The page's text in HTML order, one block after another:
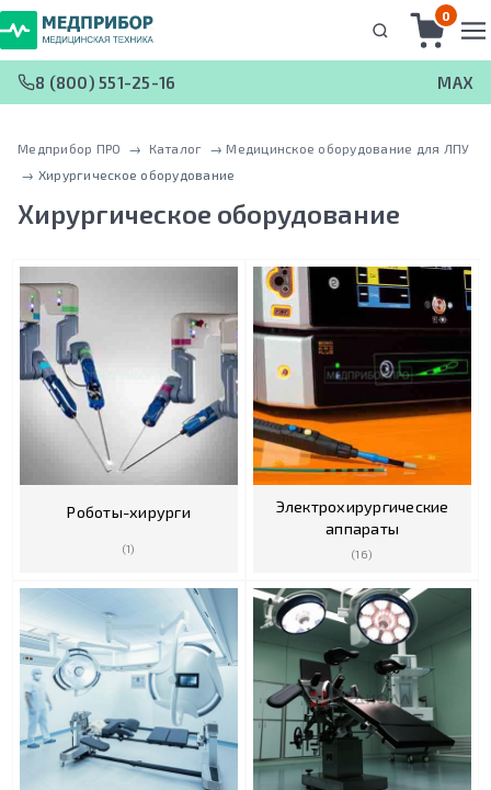
0
8 (800) 551-25-16 MAX
Медприбор ПРО → Каталог → Медицинское оборудование для ЛПУ
→ Хирургическое оборудование
Хирургическое оборудование
Роботы-хирурги
(1)
Электрохирургические
аппараты
(16)